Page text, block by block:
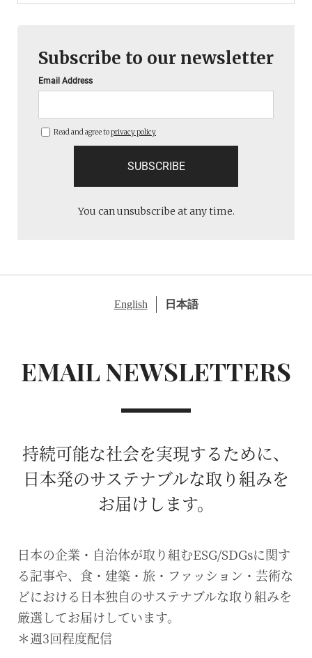
Subscribe to our newsletter
Email Address
Read and agree toprivacy policy
You can unsubscribe at any time.
English 日本語
EMAIL NEWSLETTERS
持続可能な社会を実現するために、
日本発のサステナブルな取り組みを
お届けします。
日本の企業・自治体が取り組むESG/SDGsに関す
る記事や、食・建築・旅・ファッション・芸術な
どにおける日本独自のサステナブルな取り組みを
厳選してお届けしています。
＊週3回程度配信